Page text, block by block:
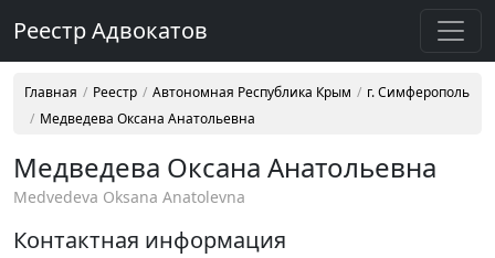
Реестр Адвокатов
Главная Реестр Автономная Республика Крым
г. Симферополь
Медведева Оксана Анатольевна
Медведева Оксана Анатольевна
Medvedeva Oksana Anatolevna
Контактная информация